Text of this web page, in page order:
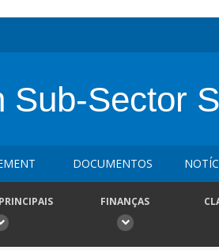
Sub-Sector
DOCUMENTOS
FINANÇAS